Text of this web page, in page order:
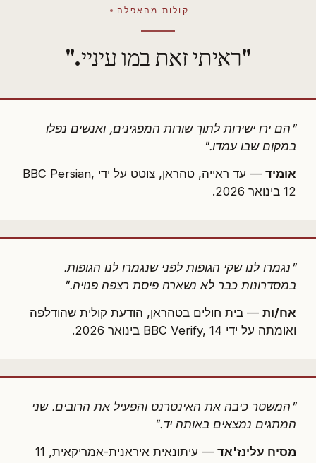
קולות מהאפלה
"ראיתי זאת במו עיניי."
"הם ירו ישירות לתוך שורות המפגינים, ואנשים נפלו
במקום שבו עמדו."
אומיד
— עד ראייה, טהראן, צוטט על ידי BBC Persian,
12 בינואר 2026.
"נגמרו לנו שקי הגופות לפני שנגמרו לנו הגופות.
במסדרונות כבר לא נשארה פיסת רצפה פנויה."
אח/ות — בית חולים בטהראן, הודעת קולית שהודלפה
ואומתה על ידי BBC Verify, 14 בינואר 2026.
"המשטר כיבה את האינטרנט והפעיל את הרובים. שני
המתגים נמצאים באותה יד."
מסיח עלינז'אד
— עיתונאית איראנית-אמריקאית, 11